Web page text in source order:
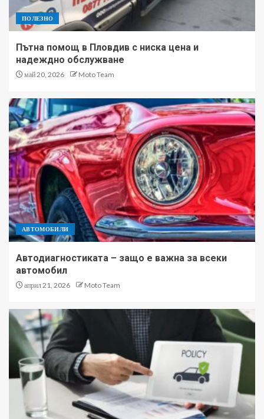
ПОЛЕЗНО
Пътна помощ в Пловдив с ниска цена и
надеждно обслужване
май 20, 2026 Moto Team
АВТОМОБИЛИ
Автодиагностиката – защо е важна за всеки
автомобил
април 21, 2026 Moto Team